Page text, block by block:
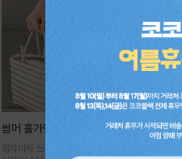
썸머 홀가먼트 니트
입자마자 느껴지는 고급스러움,